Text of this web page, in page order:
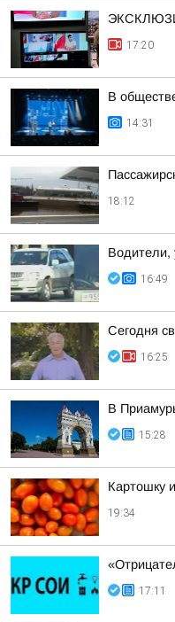
17:20
В
14:31
18:12
Водители,
16:49
Сегодня
16:25
В
15:28
Картошку
19:34
17:11